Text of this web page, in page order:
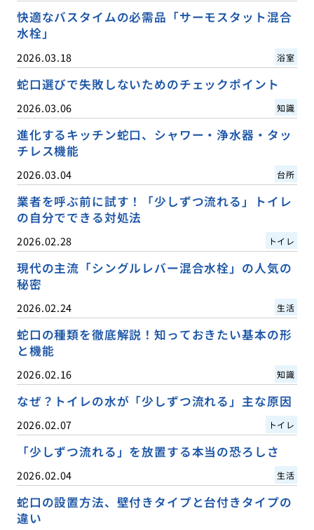
快適なバスタイムの必需品「サーモスタット混合
水栓」
2026.03.18 浴室
蛇口選びで失敗しないためのチェックポイント
2026.03.06 知識
進化するキッチン蛇口、シャワー・浄水器・タッ
チレス機能
2026.03.04 台所
業者を呼ぶ前に試す！「少しずつ流れる」トイレ
の自分でできる対処法
2026.02.28 トイレ
現代の主流「シングルレバー混合水栓」の人気の
秘密
2026.02.24 生活
蛇口の種類を徹底解説！知っておきたい基本の形
と機能
2026.02.16 知識
なぜ？トイレの水が「少しずつ流れる」主な原因
2026.02.07 トイレ
「少しずつ流れる」を放置する本当の恐ろしさ
2026.02.04 生活
蛇口の設置方法、壁付きタイプと台付きタイプの
違い